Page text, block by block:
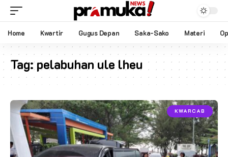
Home Kwartir Gugus Depan Saka-Sako Materi
Tag:pelabuhan ule lheu
KWARCAB